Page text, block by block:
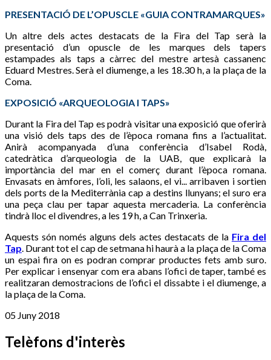
PRESENTACIÓ DE L’OPUSCLE «GUIA CONTRAMARQUES»
Un altre dels actes destacats de la Fira del Tap serà la
presentació d’un opuscle de les marques dels tapers
estampades als taps a càrrec del mestre artesà cassanenc
Eduard Mestres. Serà el diumenge, a les 18.30 h, a la plaça de la
Coma.
EXPOSICIÓ «ARQUEOLOGIA I TAPS»
Durant la Fira del Tap es podrà visitar una exposició que oferirà
una visió dels taps des de l’època romana fins a l’actualitat.
Anirà acompanyada d’una conferència d’Isabel Rodà,
catedràtica d’arqueologia de la UAB, que explicarà la
importància del mar en el comerç durant l’època romana.
Envasats en àmfores, l’oli, les salaons, el vi... arribaven i sortien
dels ports de la Mediterrània cap a destins llunyans; el suro era
una peça clau per tapar aquesta mercaderia. La conferència
tindrà lloc el divendres, a les 19 h, a Can Trinxeria.
Aquests són només alguns dels actes destacats de la Fira del
Tap. Durant tot el cap de setmana hi haurà a la plaça de la Coma
un espai fira on es podran comprar productes fets amb suro.
Per explicar i ensenyar com era abans l’ofici de taper, també es
realitzaran demostracions de l’ofici el dissabte i el diumenge, a
la plaça de la Coma.
05 Juny 2018
Telèfons d'interès